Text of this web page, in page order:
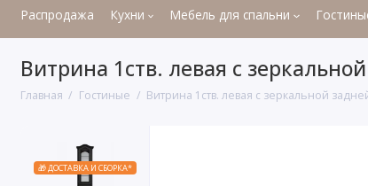
Распродажа Кухни Мебель для спальни
Витрина 1ств. левая с
Главная Гостиные Витрина 1ств. левая с зеркальной
🎁 ДОСТАВКА И СБОРКА*